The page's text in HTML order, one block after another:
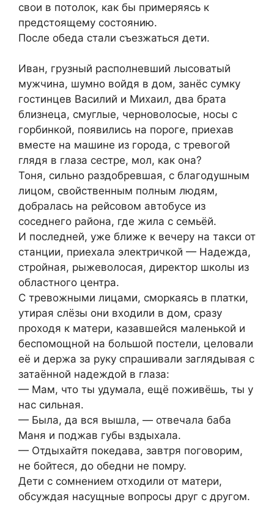
свои в потолок, как бы примеряясь к
предстоящему состоянию.
После обеда стали съезжаться дети.
Иван, грузный располневший лысоватый
мужчина, шумно войдя в дом, занёс сумку
гостинцев Василий и Михаил, два брата
близнеца, смуглые, черноволосые, носы с
горбинкой, появились на пороге, приехав
вместе на машине из города, с тревогой
глядя в глаза сестре, мол, как она?
Тоня, сильно раздобревшая, с благодушным
лицом, свойственным полным людям,
добралась на рейсовом автобусе из
соседнего района, где жила с семьёй.
И последней, уже ближе к вечеру на такси от
станции, приехала электричкой — Надежда,
стройная, рыжеволосая, директор школы из
областного центра.
С тревожными лицами, сморкаясь в платки,
утирая слёзы они входили в дом, сразу
проходя к матери, казавшейся маленькой и
беспомощной на большой постели, целовали
её и держа за руку спрашивали заглядывая с
затаённой надеждой в глаза:
— Мам, что ты удумала, ещё поживёшь, ты у
нас сильная.
— Была, да вся вышла, — отвечала баба
Маня и поджав губы вздыхала.
— Отдыхайтя покедава, завтря поговорим,
не бойтеся, до обедни не помру.
Дети с сомнением отходили от матери,
обсуждая насущные вопросы друг с другом.